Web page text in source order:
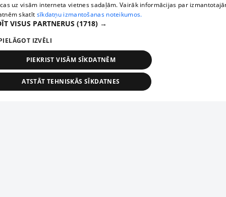
uz visām interneta vietnes sadaļām. Vairāk informācijas par
skatīt sīkdatņu izmantošanas noteikumos.
VISUS PARTNERUS (1718) →
IZVĒLI
PIEKRIST VISĀM SĪKDATNĒM
ATSTĀT TEHNISKĀS SĪKDATNES